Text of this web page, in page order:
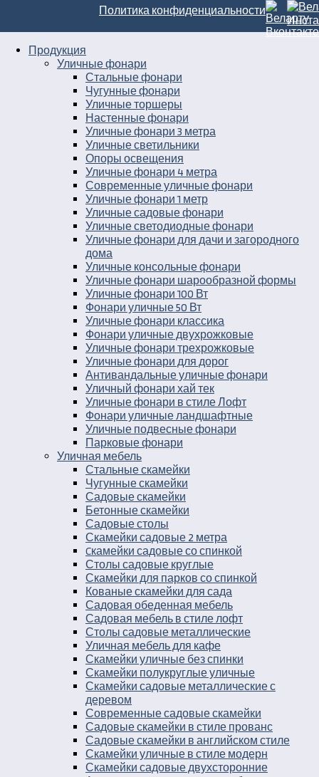
Политика конфиденциальности
Продукция
Уличные фонари
Стальные фонари
Чугунные фонари
Уличные торшеры
Настенные фонари
Уличные фонари 3 метра
Уличные светильники
Опоры освещения
Уличные фонари 4 метра
Современные уличные фонари
Уличные фонари 1 метр
Уличные садовые фонари
Уличные светодиодные фонари
Уличные фонари для дачи и загородного
дома
Уличные консольные фонари
Уличные фонари шарообразной формы
Уличные фонари 100 Вт
Фонари уличные 50 Вт
Уличные фонари классика
Фонари уличные двухрожковые
Уличные фонари трехрожковые
Уличные фонари для дорог
Антивандальные уличные фонари
Уличный фонари хай тек
Уличные фонари в стиле Лофт
Фонари уличные ландшафтные
Уличные подвесные фонари
Парковые фонари
Уличная мебель
Стальные скамейки
Чугунные скамейки
Садовые скамейки
Бетонные скамейки
Садовые столы
Скамейки садовые 2 метра
Cкамейки садовые со спинкой
Столы садовые круглые
Скамейки для парков со спинкой
Кованые скамейки для сада
Садовая обеденная мебель
Садовая мебель в стиле лофт
Столы садовые металлические
Уличная мебель для кафе
Скамейки уличные без спинки
Скамейки полукруглые уличные
Скамейки садовые металлические с
деревом
Современные садовые скамейки
Садовые скамейки в стиле прованс
Садовые скамейки в английском стиле
Скамейки уличные в стиле модерн
Скамейки садовые двухсторонние